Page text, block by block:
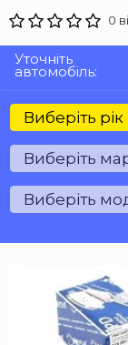
0
Уточніть
автомобіль:
Виберіть рік
Виберіть
Виберіть